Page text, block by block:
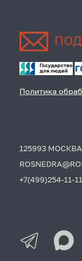
Политика
125993
+7(499)254-11-11